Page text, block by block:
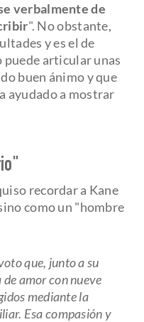
verbalmente de
". No obstante,
y es el de
puede articular unas
buen ánimo y que
ayudado a mostrar
recordar a Kane
como un "hombre
que, junto a su
amor con nueve
mediante la
Esa compasión y